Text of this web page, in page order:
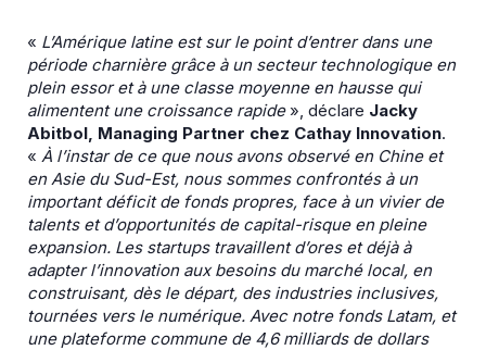
« L’Amérique latine est sur le point d’entrer dans une
période charnière grâce à un secteur technologique en
plein essor et à une classe moyenne en hausse qui
alimentent une croissance rapide», déclare Jacky
Abitbol, Managing Partner chez Cathay Innovation.
« À l’instar de ce que nous avons observé en Chine et
en Asie du Sud-Est, nous sommes confrontés à un
important déficit de fonds propres, face à un vivier de
talents et d’opportunités de capital-risque en pleine
expansion. Les startups travaillent d’ores et déjà à
adapter l’innovation aux besoins du marché local, en
construisant, dès le départ, des industries inclusives,
tournées vers le numérique. Avec notre fonds Latam, et
une plateforme commune de 4,6 milliards de dollars